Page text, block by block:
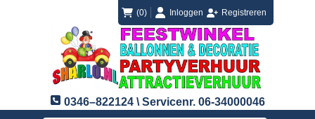
(0) loginInloggen
registreren Registreren
0346–822124 \ Servicenr. 06-34000046